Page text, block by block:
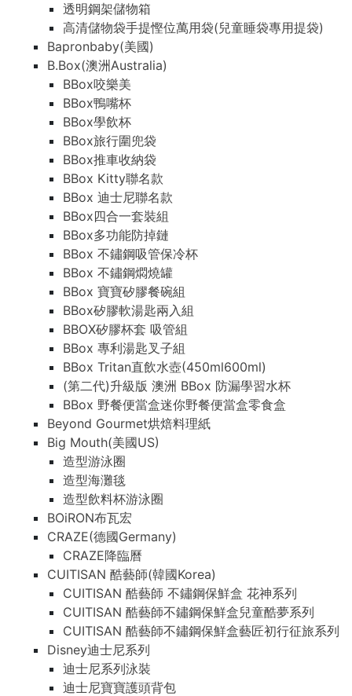
透明鋼架儲物箱
高清儲物袋手提慳位萬用袋(兒童睡袋專用提袋)
Bapronbaby(美國)
B.Box(澳洲Australia)
BBox咬樂美
BBox鴨嘴杯
BBox學飲杯
BBox旅行圍兜袋
BBox推車收納袋
BBox Kitty聯名款
BBox 迪士尼聯名款
BBox四合一套裝組
BBox多功能防掉鏈
BBox 不鏽鋼吸管保冷杯
BBox 不鏽鋼燜燒罐
BBox 寶寶矽膠餐碗組
BBox矽膠軟湯匙兩入組
BBOX矽膠杯套 吸管組
BBox 專利湯匙叉子組
BBox Tritan直飲水壺(450ml600ml)
(第二代)升級版 澳洲 BBox 防漏學習水杯
BBox 野餐便當盒迷你野餐便當盒零食盒
Beyond Gourmet烘焙料理紙
Big Mouth(美國US)
造型游泳圈
造型海灘毯
造型飲料杯游泳圈
BOiRON布瓦宏
CRAZE(德國Germany)
CRAZE降臨曆
CUITISAN 酷藝師(韓國Korea)
CUITISAN 酷藝師 不鏽鋼保鮮盒 花神系列
CUITISAN 酷藝師不鏽鋼保鮮盒兒童酷夢系列
CUITISAN 酷藝師不鏽鋼保鮮盒藝匠初行征旅系列
Disney迪士尼系列
迪士尼系列泳裝
迪士尼寶寶護頭背包